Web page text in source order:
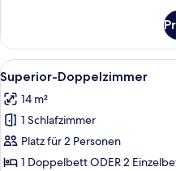
Alle
Fotos
für
Superior-
Doppelzimmer
anzeigen
11
Superior-Doppelzimmer
14 m²
1 Schlafzimmer
Platz für 2 Personen
1 Doppelbett ODER 2